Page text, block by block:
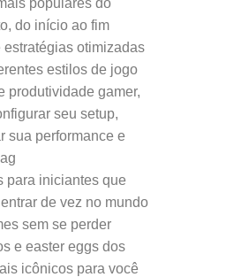
populares do
do início ao fim
estratégias otimizadas
estilos de jogo
produtividade gamer,
seu setup,
sua performance e
para iniciantes que
de vez no mundo
sem se perder
e easter eggs dos
icônicos para você